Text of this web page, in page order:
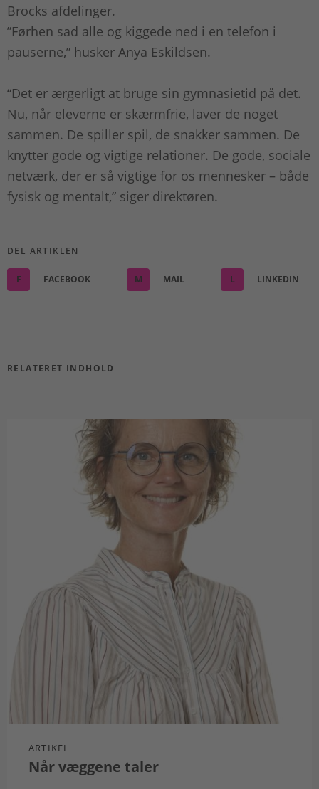
Brocks afdelinger.
”Førhen sad alle og kiggede ned i en telefon i
pauserne,” husker Anya Eskildsen.
“Det er ærgerligt at bruge sin gymnasietid på det.
Nu, når eleverne er skærmfrie, laver de noget
sammen. De spiller spil, de snakker sammen. De
knytter gode og vigtige relationer. De gode, sociale
netværk, der er så vigtige for os mennesker – både
fysisk og mentalt,” siger direktøren.
DEL ARTIKLEN
F FACEBOOK M MAIL L LINKEDIN
RELATERET INDHOLD
ARTIKEL
Når væggene taler